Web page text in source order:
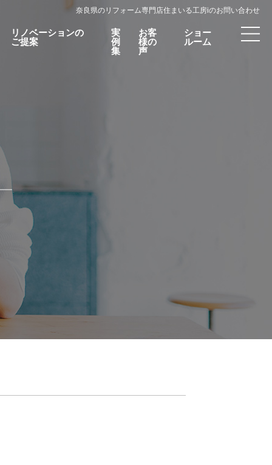
奈良県のリフォーム専門店住まいる工房iのお問い合わせ
リノベーションの
ご提案
実
例
集
お客
様の
声
ショー
ルーム